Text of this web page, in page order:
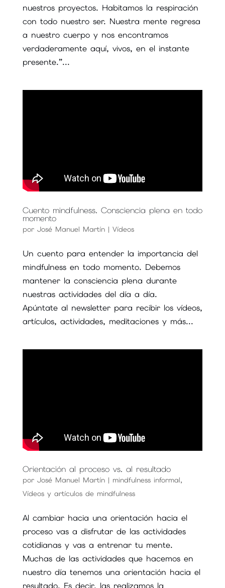
nuestros proyectos. Habitamos la respiración
con todo nuestro ser. Nuestra mente regresa
a nuestro cuerpo y nos encontramos
verdaderamente aquí, vivos, en el instante
presente.”...
Cuento mindfulness. Consciencia plena en todo
momento
por José Manuel Martín| Vídeos
Un cuento para entender la importancia del
mindfulness en todo momento. Debemos
mantener la consciencia plena durante
nuestras actividades del día a día.
Apúntate al newsletter para recibir los vídeos,
artículos, actividades, meditaciones y más...
Orientación al proceso vs. al resultado
por José Manuel Martín| mindfulness informal,
Vídeos y artículos de mindfulness
Al cambiar hacia una orientación hacia el
proceso vas a disfrutar de las actividades
cotidianas y vas a entrenar tu mente.
Muchas de las actividades que hacemos en
nuestro día tenemos una orientación hacia el
resultado. Es decir, las realizamos la